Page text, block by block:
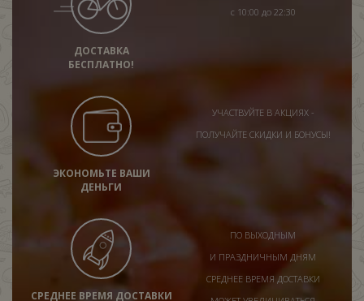
ДОСТАВКА
БЕСПЛАТНО!
с 10:00 до 22:30
ЭКОНОМЬТЕ ВАШИ
ДЕНЬГИ
УЧАСТВУЙТЕ В АКЦИЯХ -
ПОЛУЧАЙТЕ СКИДКИ И БОНУСЫ!
СРЕДНЕЕ ВРЕМЯ ДОСТАВКИ
ПО ВЫХОДНЫМ
И ПРАЗДНИЧНЫМ ДНЯМ
СРЕДНЕЕ ВРЕМЯ ДОСТАВКИ